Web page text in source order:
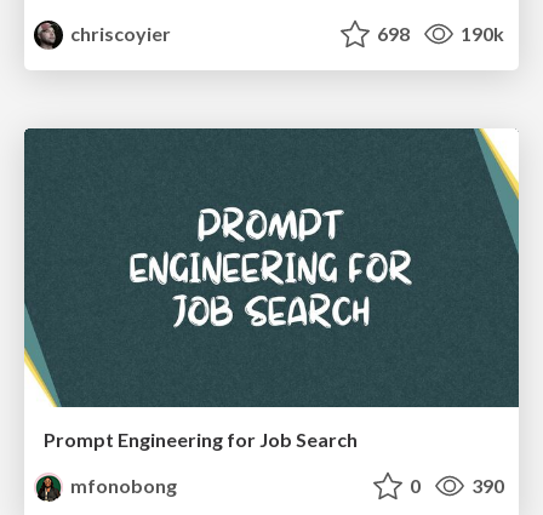
chriscoyier
698 190k
Prompt Engineering for Job Search
mfonobong
0 390